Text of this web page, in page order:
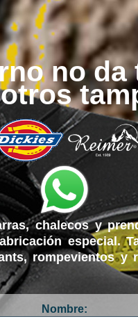
no da
chalecos y
especial.
rompevientos y
Nombre: